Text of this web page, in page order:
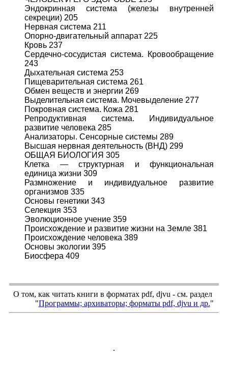
Эндокринная система (железы внутренней
секреции) 205
Нервная система 211
Опорно-двигательный аппарат 225
Кровь 237
Сердечно-сосудистая система. Кровообращение
243
Дыхательная система 253
Пищеварительная система 261
Обмен веществ и энергии 269
Выделительная система. Мочевыделение 277
Покровная система. Кожа 281
Репродуктивная система. Индивидуальное
развитие человека 285
Анализаторы. Сенсорные системы 289
Высшая нервная деятельность (ВНД) 299
ОБЩАЯ БИОЛОГИЯ 305
Клетка — структурная и функциональная
единица жизни 309
Размножение и индивидуальное развитие
организмов 335
Основы генетики 343
Селекция 353
Эволюционное учение 359
Происхождение и развитие жизни на Земле 381
Происхождение человека 389
Основы экологии 395
Биосфера 409
О том, как читать книги в форматах pdf, djvu - см. раздел
"Программы; архиваторы; форматы pdf, djvu и др."
.